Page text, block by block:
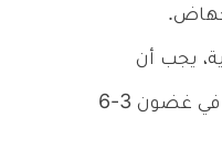
يجب أن
يستأنف الطمث الطبيعي في غضون 3-6